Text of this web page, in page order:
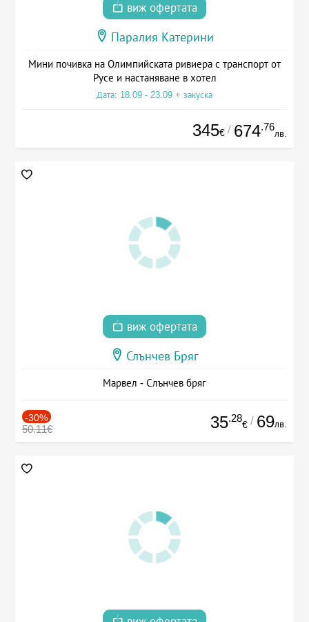
виж офертата
Паралия Катерини
Мини почивка на Олимпийската ривиера с транспорт от
Русе и настаняване в хотел
Дата: 18.09 - 23.09 + закуска
345€ / 674.76
лв.
виж офертата
Слънчев Бряг
Марвел - Слънчев бряг
-30%
50.11€ 35.28
€ / 69лв.